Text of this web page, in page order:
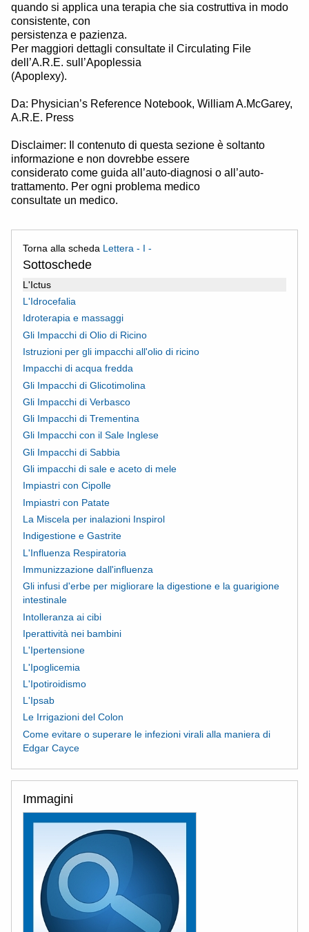
quando si applica una terapia che sia costruttiva in modo
consistente, con
persistenza e pazienza.
Per maggiori dettagli consultate il Circulating File
dell’A.R.E. sull’Apoplessia
(Apoplexy).
Da: Physician’s Reference Notebook, William A.McGarey,
A.R.E. Press
Disclaimer: Il contenuto di questa sezione è soltanto
informazione e non dovrebbe essere
considerato come guida all’auto-diagnosi o all’auto-
trattamento. Per ogni problema medico
consultate un medico.
Torna alla scheda Lettera - I -
Sottoschede
L'Ictus
L'Idrocefalia
Idroterapia e massaggi
Gli Impacchi di Olio di Ricino
Istruzioni per gli impacchi all'olio di ricino
Impacchi di acqua fredda
Gli Impacchi di Glicotimolina
Gli Impacchi di Verbasco
Gli Impacchi di Trementina
Gli Impacchi con il Sale Inglese
Gli Impacchi di Sabbia
Gli impacchi di sale e aceto di mele
Impiastri con Cipolle
Impiastri con Patate
La Miscela per inalazioni Inspirol
Indigestione e Gastrite
L'Influenza Respiratoria
Immunizzazione dall'influenza
Gli infusi d'erbe per migliorare la digestione e la guarigione
intestinale
Intolleranza ai cibi
Iperattività nei bambini
L'Ipertensione
L'Ipoglicemia
L'Ipotiroidismo
L'Ipsab
Le Irrigazioni del Colon
Come evitare o superare le infezioni virali alla maniera di
Edgar Cayce
Immagini